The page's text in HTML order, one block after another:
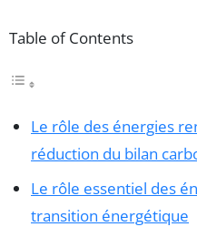
Table of Contents
Le rôle des énergies
réduction du bilan
Le rôle essentiel des
transition énergétique